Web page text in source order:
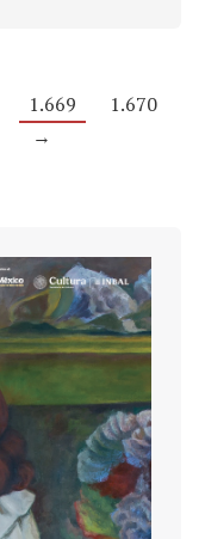
1.669
1.670
→